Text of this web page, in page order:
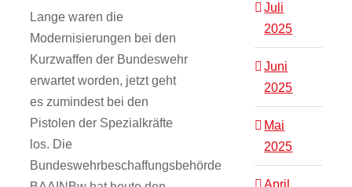
Lange waren die
Modernisierungen bei den
Kurzwaffen der Bundeswehr
erwartet worden, jetzt geht
es zumindest bei den
Pistolen der Spezialkräfte
los. Die
Bundeswehrbeschaffungsbehörde
Juli
2025
Juni
2025
Mai
2025
April